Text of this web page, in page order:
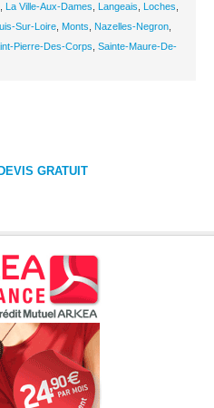
La Ville-Aux-Dames Langeais Loches
Sur-Loire Monts Nazelles-Negron
Pierre-Des-Corps Sainte-Maure-De-
GRATUIT